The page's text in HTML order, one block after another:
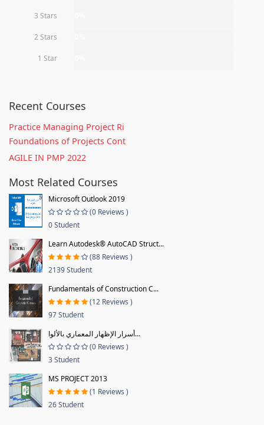
3 Stars
2 Stars
1 Star
Recent Courses
Practice Managing Project Ri
Foundations of Projects Cont
AGILE IN PMP 2022
Most Related Courses
Microsoft Outlook 2019
(0 Reviews )
0 Student
Learn Autodesk® AutoCAD Struct...
(88 Reviews )
2139 Student
Fundamentals of Construction C...
(12 Reviews )
97 Student
أسرار الإظهار المعماري بالألوا...
(0 Reviews )
3 Student
MS PROJECT 2013
(1 Reviews )
26 Student